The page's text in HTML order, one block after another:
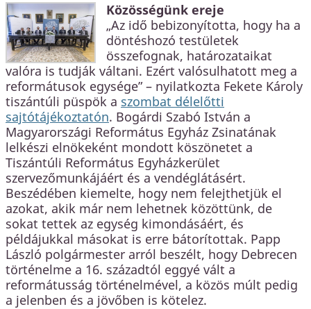
Közösségünk ereje
„Az idő bebizonyította, hogy ha a
döntéshozó testületek
összefognak, határozataikat
valóra is tudják váltani. Ezért valósulhatott meg a
reformátusok egysége” – nyilatkozta Fekete Károly
tiszántúli püspök a szombat délelőtti
sajtótájékoztatón. Bogárdi Szabó István a
Magyarországi Református Egyház Zsinatának
lelkészi elnökeként mondott köszönetet a
Tiszántúli Református Egyházkerület
szervezőmunkájáért és a vendéglátásért.
Beszédében kiemelte, hogy nem felejthetjük el
azokat, akik már nem lehetnek közöttünk, de
sokat tettek az egység kimondásáért, és
példájukkal másokat is erre bátorítottak. Papp
László polgármester arról beszélt, hogy Debrecen
történelme a 16. századtól eggyé vált a
reformátusság történelmével, a közös múlt pedig
a jelenben és a jövőben is kötelez.